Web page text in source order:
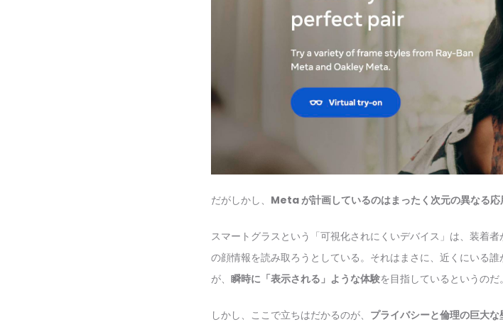
だがしかし、 Meta が計画しているのはまったく次元の異なる応
スマートグラスという「可視化されにくいデバイス」は、装着
の顔情報を読み取ろうとしている。それはまさに、近くにいる
が、 瞬時に「表示される」ような体験を目指しているというのだ。
しかし、ここで立ちはだかるのが、 プライバシーと倫理の巨大な